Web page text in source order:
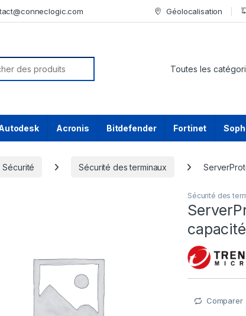
Géolocalisation
Acronis Bitdefender Fortinet
Sécurité Sécurité des terminaux
Sécurité des
Comparer